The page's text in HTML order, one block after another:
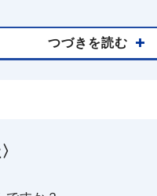
つづきを読む